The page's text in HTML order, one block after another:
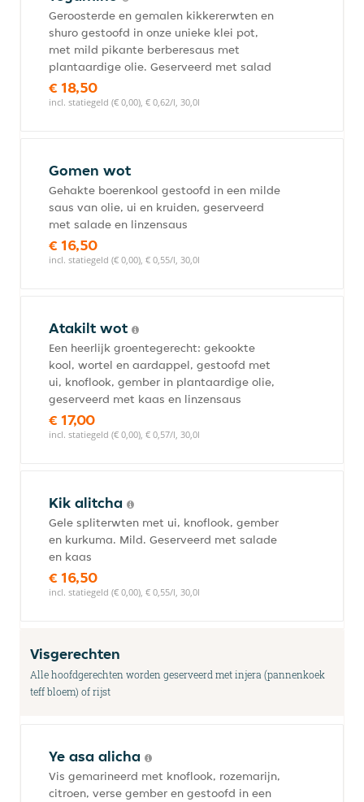
Geroosterde en gemalen kikkererwten en
shuro gestoofd in onze unieke klei pot,
met mild pikante berberesaus met
plantaardige olie. Geserveerd met salad
€ 18,50
incl. statiegeld (€ 0,00), € 0,62/l, 30,0l
Gomen wot
Gehakte boerenkool gestoofd in een milde
saus van olie, ui en kruiden, geserveerd
met salade en linzensaus
€ 16,50
incl. statiegeld (€ 0,00), € 0,55/l, 30,0l
Atakilt wot
Een heerlijk groentegerecht: gekookte
kool, wortel en aardappel, gestoofd met
ui, knoflook, gember in plantaardige olie,
geserveerd met kaas en linzensaus
€ 17,00
incl. statiegeld (€ 0,00), € 0,57/l, 30,0l
Kik alitcha
Gele spliterwten met ui, knoflook, gember
en kurkuma. Mild. Geserveerd met salade
en kaas
€ 16,50
incl. statiegeld (€ 0,00), € 0,55/l, 30,0l
Visgerechten
Alle hoofdgerechten worden geserveerd met injera (pannenkoek
teff bloem) of rijst
Ye asa alicha
Vis gemarineerd met knoflook, rozemarijn,
citroen, verse gember en gestoofd in een